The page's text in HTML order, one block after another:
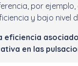
por
y bajo nivel
eficiencia asociado
en las